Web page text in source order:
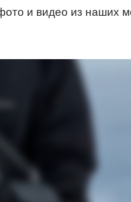
и видео из наших